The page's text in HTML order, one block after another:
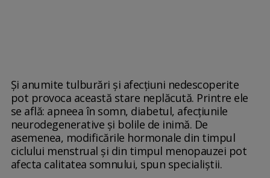
Și anumite tulburări și afecțiuni nedescoperite
pot provoca această stare neplăcută. Printre ele
se află: apneea în somn, diabetul, afecțiunile
neurodegenerative și bolile de inimă. De
asemenea, modificările hormonale din timpul
ciclului menstrual și din timpul menopauzei pot
afecta calitatea somnului, spun specialiștii.